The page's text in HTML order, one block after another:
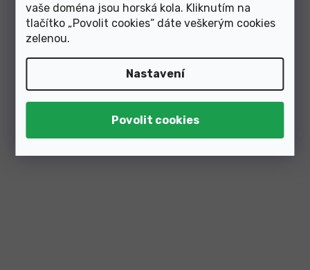
vaše doména jsou horská kola. Kliknutím na
tlačítko „Povolit cookies“ dáte veškerým cookies
zelenou.
Nastavení
Novinka
Vložky Sidas 3Feet Eco Warm Low